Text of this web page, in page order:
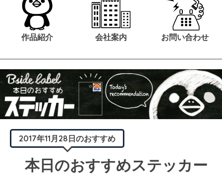
作品紹介 会社案内 お問い合わせ
2017年11月28日のおすすめ
本日のおすすめステッカー